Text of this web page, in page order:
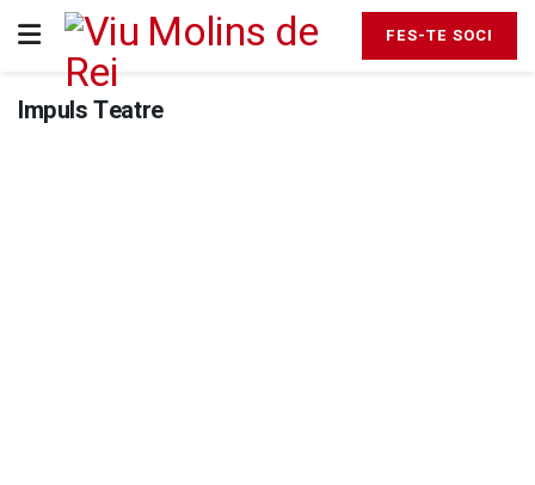
FES-TE SOCI
Impuls Teatre